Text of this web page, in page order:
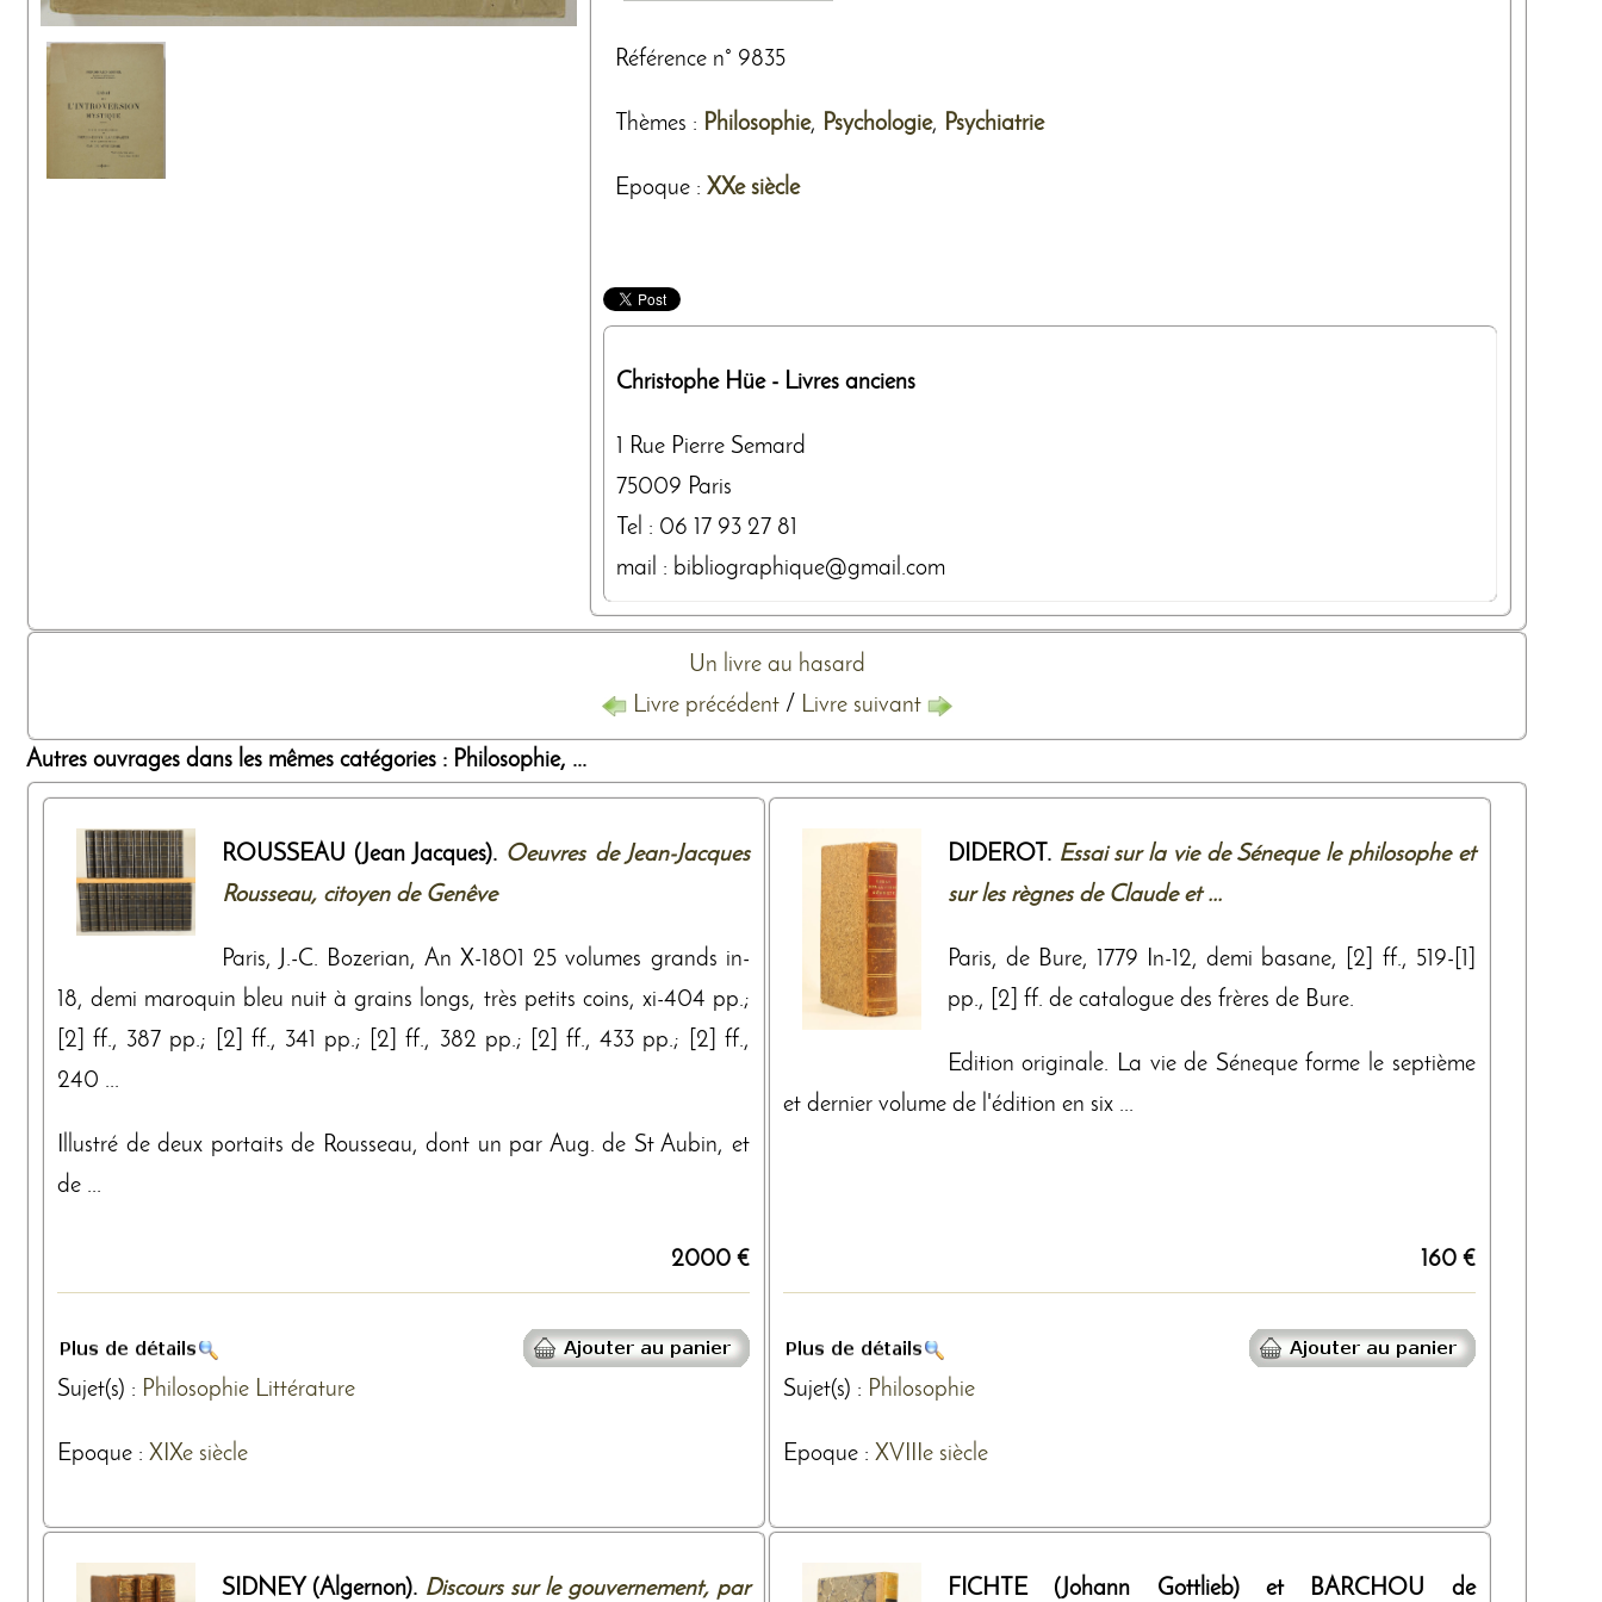
Référence n° 9835
Thèmes : Philosophie, Psychologie, Psychiatrie
Epoque : XXe siècle
Christophe Hüe- Livres anciens
1 Rue Pierre Semard
75009 Paris
Tel : 06 17 93 27 81
mail : bibliographique@gmail.com
Un livre au hasard
Livre précédent / Livre suivant
Autres ouvrages dans les mêmes catégories : Philosophie, ...
ROUSSEAU (Jean Jacques). Oeuvres de Jean-Jacques
Rousseau, citoyen de Genêve
Paris, J.-C. Bozerian, An X-1801 25 volumes grands in-
18, demi maroquin bleu nuit à grains longs, très petits coins, xi-404 pp.;
[2] ff., 387 pp.; [2] ff., 341 pp.; [2] ff., 382 pp.; [2] ff., 433 pp.; [2] ff.,
240 ...
Illustré de deux portaits de Rousseau, dont un par Aug. de St Aubin, et
de ...
2000 €
Sujet(s) : Philosophie Littérature
Epoque : XIXe siècle
DIDEROT. Essai sur la vie de Séneque le philosophe et
sur les règnes de Claude et ...
Paris, de Bure, 1779 In-12, demi basane, [2] ff., 519-[1]
pp., [2] ff. de catalogue des frères de Bure.
Edition originale. La vie de Séneque forme le septième
et dernier volume de l'édition en six ...
160 €
Sujet(s) : Philosophie
Epoque : XVIIIe siècle
SIDNEY (Algernon). Discours sur le gouvernement, par
FICHTE (Johann Gottlieb) et BARCHOU de